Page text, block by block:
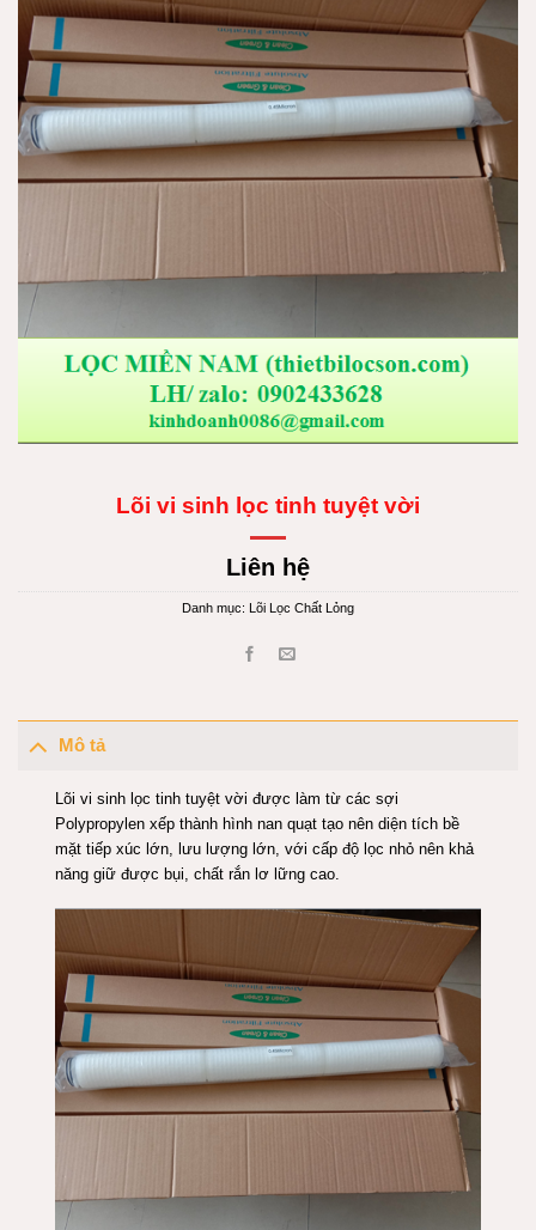
Lõi vi sinh lọc tinh tuyệt vời
Liên hệ
Danh mục: Lõi Lọc Chất Lỏng
Mô tả
Lõi vi sinh lọc tinh tuyệt vời được làm từ các sợi
Polypropylen xếp thành hình nan quạt tạo nên diện tích bề
mặt tiếp xúc lớn, lưu lượng lớn, với cấp độ lọc nhỏ nên khả
năng giữ được bụi, chất rắn lơ lững cao.